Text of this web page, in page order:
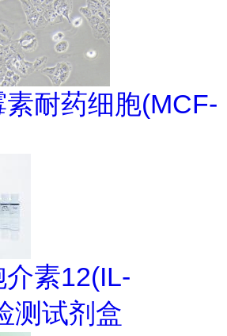
素耐药细胞(MCF-
素12(IL-
测试剂盒